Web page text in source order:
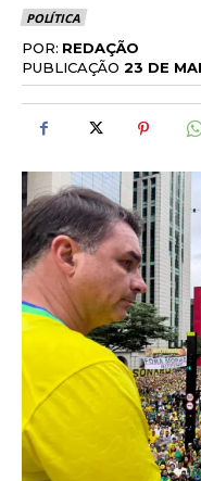
POLÍTICA
POR: REDAÇÃO
PUBLICAÇÃO 23 DE